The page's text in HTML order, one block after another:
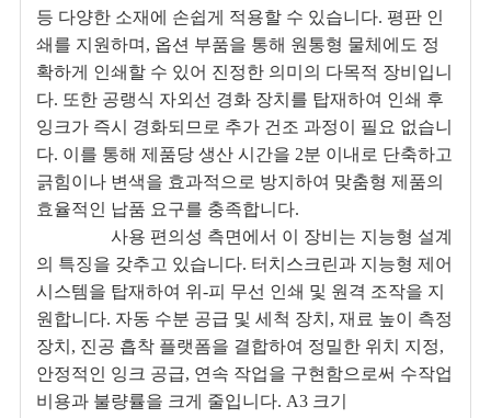
등 다양한 소재에 손쉽게 적용할 수 있습니다. 평판 인
쇄를 지원하며, 옵션 부품을 통해 원통형 물체에도 정
확하게 인쇄할 수 있어 진정한 의미의 다목적 장비입니
다. 또한 공랭식 자외선 경화 장치를 탑재하여 인쇄 후
잉크가 즉시 경화되므로 추가 건조 과정이 필요 없습니
다. 이를 통해 제품당 생산 시간을 2분 이내로 단축하고
긁힘이나 변색을 효과적으로 방지하여 맞춤형 제품의
효율적인 납품 요구를 충족합니다.
사용 편의성 측면에서 이 장비는 지능형 설계
의 특징을 갖추고 있습니다. 터치스크린과 지능형 제어
시스템을 탑재하여 위-피 무선 인쇄 및 원격 조작을 지
원합니다. 자동 수분 공급 및 세척 장치, 재료 높이 측정
장치, 진공 흡착 플랫폼을 결합하여 정밀한 위치 지정,
안정적인 잉크 공급, 연속 작업을 구현함으로써 수작업
비용과 불량률을 크게 줄입니다. A3 크기